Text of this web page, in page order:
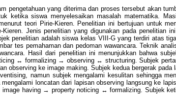
pengetahuan yang diterima dan proses tersebut akan
ketika siswa menyelesaikan masalah matematika.
teori Pirie-Kieren. Penelitian ini bertujuan untuk
Jenis penelitian yang digunakan pada penelitian
penelitian adalah siswa kelas VIII-G yang terdiri atas
tes pemahaman dan pedoman wawancara. Teknik
Hasil dari penelitian ini menunjukkan bahwa
↔ formalizing → observing ↔ structuring. Subjek
observing ke image making. Subjek kedua bergerak
namun subjek mengalami kesulitan sehingga
loncatan dari lapisan observing langsung ke
having → property noticing ↔ formalizing. Subjek